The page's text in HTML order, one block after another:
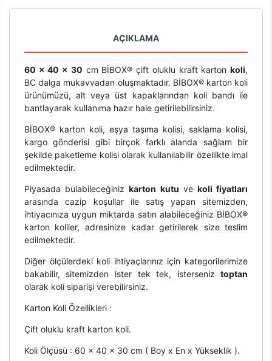
AÇIKLAMA
60 x 40 x 30 cm BİBOX® çift oluklu kraft kartonkoli,
BC dalga mukavvadan oluşmaktadır. BİBOX® karton koli
ürünümüzü, alt veya üst kapaklarından koli bandı ile
bantlayarak kullanıma hazır hale getirilebilirsiniz.
BİBOX® karton koli, eşya taşıma kolisi, saklama kolisi,
kargo gönderisi gibi birçok farklı alanda sağlam bir
şekilde paketleme kolisi olarak kullanılabilir özellikte imal
edilmektedir.
Piyasada bulabileceğinizkarton kutu ve koli fiyatları
arasında cazip koşullar ile satış yapan sitemizden,
ihtiyacınıza uygun miktarda satın alabileceğiniz BİBOX®
karton koliler, adresinize kadar getirilerek size teslim
edilmektedir.
Diğer ölçülerdeki koli ihtiyaçlarınız için kategorilerimize
bakabilir, sitemizden ister tek tek, isterseniztoptan
olarak koli siparişi verebilirsiniz.
Karton Koli Özellikleri :
Çift oluklu kraft karton koli.
Koli Ölçüsü : 60 x 40 x 30 cm ( Boy x En x Yükseklik ).